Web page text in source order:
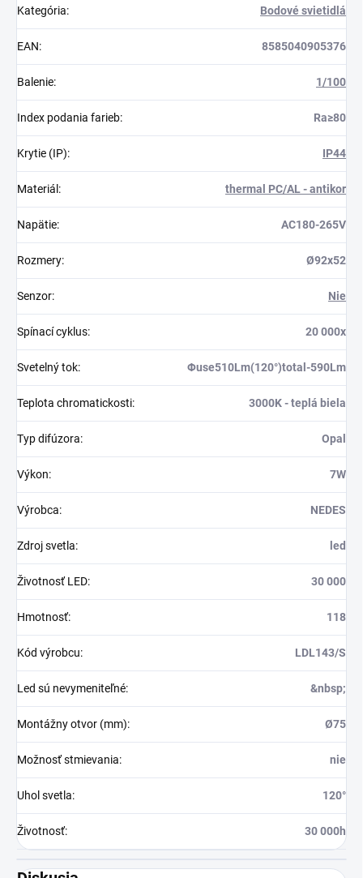
Kategória: Bodové svietidlá
EAN: 8585040905376
Balenie: 1/100
Index podania farieb: Ra≥80
Krytie (IP): IP44
Materiál : thermal PC/AL - antikor
Napätie: AC180-265V
Rozmery: Ø92x52
Senzor: Nie
Spínací cyklus: 20 000x
Svetelný tok: Φuse510Lm(120°)total-590Lm
Teplota chromatickosti: 3000K - teplá biela
Typ difúzora: Opal
Výkon: 7W
Výrobca: NEDES
Zdroj svetla: led
Životnosť LED: 30 000
Hmotnosť: 118
Kód výrobcu: LDL143/S
Led sú nevymeniteľné: &nbsp;
Montážny otvor (mm): Ø75
Možnosť stmievania: nie
Uhol svetla: 120°
Životnosť: 30 000h